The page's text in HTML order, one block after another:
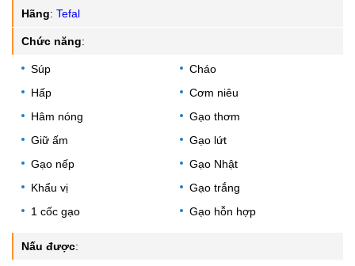
Hãng: Tefal
Chức năng:
Súp
Cháo
Hấp
Cơm niêu
Hâm nóng
Gạo thơm
Giữ ấm
Gạo lứt
Gạo nếp
Gạo Nhật
Khẩu vị
Gạo trắng
1 cốc gạo
Gạo hỗn hợp
Nấu được: